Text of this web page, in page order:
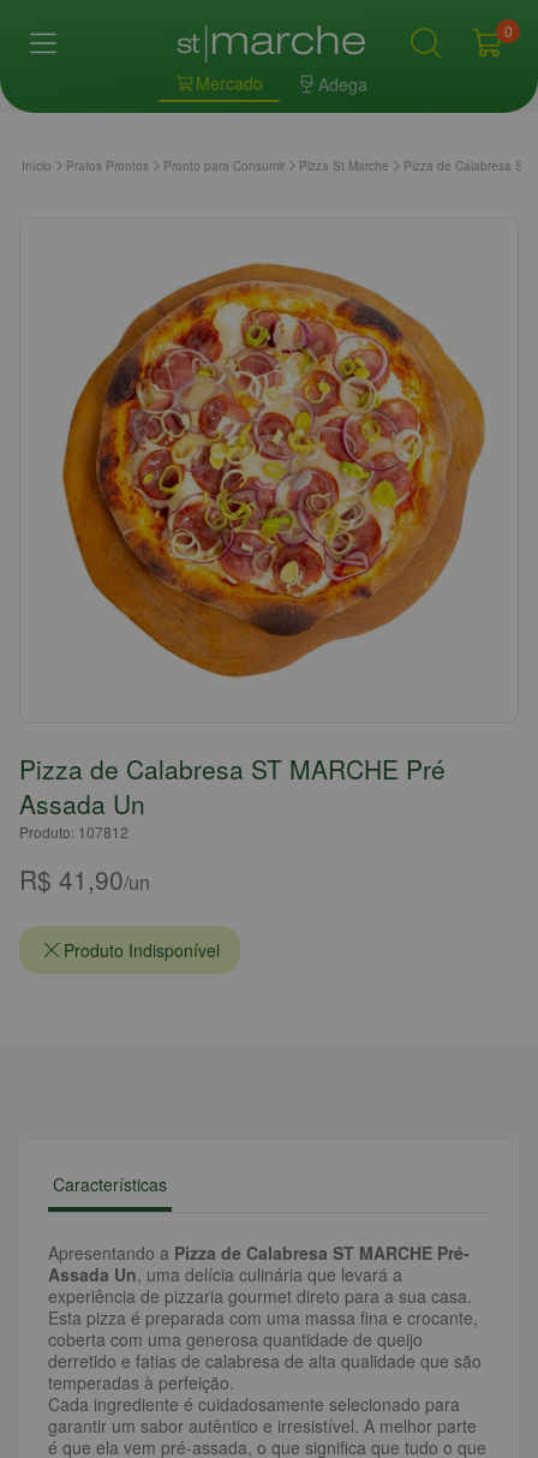
Mercado Adega
0
Início Pratos Prontos Pronto para Consumir Pizza St Marche Pizza de Calabresa ST
Pizza de Calabresa ST MARCHE Pré
Assada Un
Produto: 107812
R$ 41,90/un
Produto Indisponível
Características
Apresentando a Pizza de Calabresa ST MARCHE Pré-
Assada Un, uma delícia culinária que levará a
experiência de pizzaria gourmet direto para a sua casa.
Esta pizza é preparada com uma massa fina e crocante,
coberta com uma generosa quantidade de queijo
derretido e fatias de calabresa de alta qualidade que são
temperadas à perfeição.
Cada ingrediente é cuidadosamente selecionado para
garantir um sabor autêntico e irresistível. A melhor parte
é que ela vem pré-assada, o que significa que tudo o que